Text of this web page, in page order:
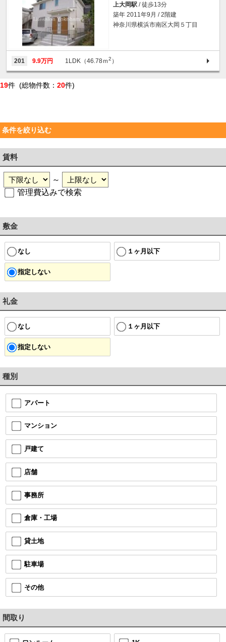
上大岡駅 / 徒歩13分
築年 2011年9月 / 2階建
神奈川県横浜市南区大岡５丁目
201 9.9万円 1LDK（46.78ｍ2 ）
19件 (総物件数： 20件)
条件を絞り込む
賃料
～
管理費込みで検索
敷金
なし １ヶ月以下
指定しない
礼金
なし １ヶ月以下
指定しない
種別
アパート
マンション
戸建て
店舗
事務所
倉庫・工場
貸土地
駐車場
その他
間取り